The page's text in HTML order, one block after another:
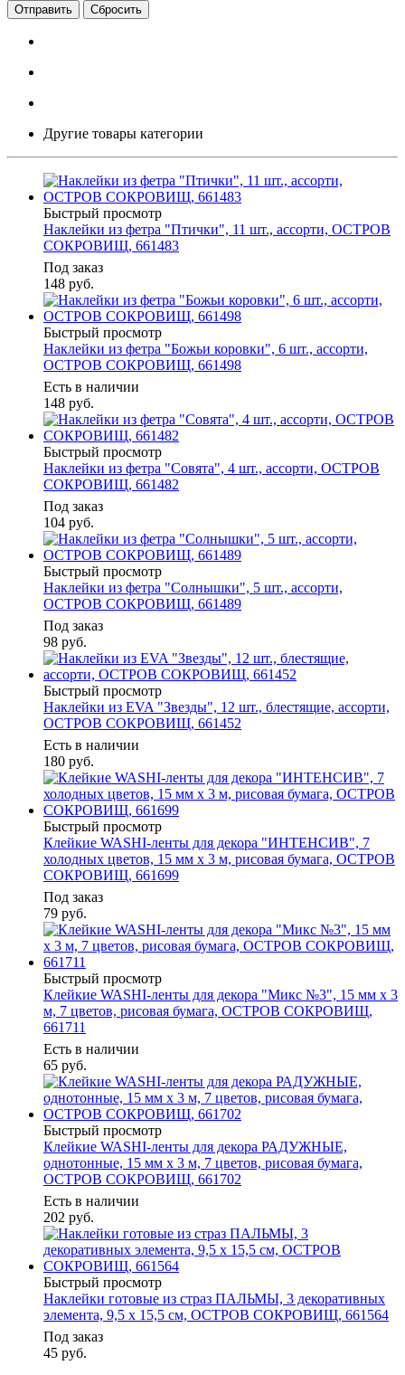
Сбросить
Другие товары категории
Быстрый просмотр
Наклейки из фетра "Птички", 11 шт., ассорти, ОСТРОВ
СОКРОВИЩ, 661483
Под заказ
148 руб.
Быстрый просмотр
Наклейки из фетра "Божьи коровки", 6 шт., ассорти,
ОСТРОВ СОКРОВИЩ, 661498
Есть в наличии
148 руб.
Быстрый просмотр
Наклейки из фетра "Совята", 4 шт., ассорти, ОСТРОВ
СОКРОВИЩ, 661482
Под заказ
104 руб.
Быстрый просмотр
Наклейки из фетра "Солнышки", 5 шт., ассорти,
ОСТРОВ СОКРОВИЩ, 661489
Под заказ
98 руб.
Быстрый просмотр
Наклейки из EVA "Звезды", 12 шт., блестящие, ассорти,
ОСТРОВ СОКРОВИЩ, 661452
Есть в наличии
180 руб.
Быстрый просмотр
Клейкие WASHI-ленты для декора "ИНТЕНСИВ", 7
холодных цветов, 15 мм х 3 м, рисовая бумага, ОСТРОВ
СОКРОВИЩ, 661699
Под заказ
79 руб.
Быстрый просмотр
Клейкие WASHI-ленты для декора "Микс №3", 15 мм х 3
м, 7 цветов, рисовая бумага, ОСТРОВ СОКРОВИЩ,
661711
Есть в наличии
65 руб.
Быстрый просмотр
Клейкие WASHI-ленты для декора РАДУЖНЫЕ,
однотонные, 15 мм х 3 м, 7 цветов, рисовая бумага,
ОСТРОВ СОКРОВИЩ, 661702
Есть в наличии
202 руб.
Быстрый просмотр
Наклейки готовые из страз ПАЛЬМЫ, 3 декоративных
элемента, 9,5 х 15,5 см, ОСТРОВ СОКРОВИЩ, 661564
Под заказ
45 руб.